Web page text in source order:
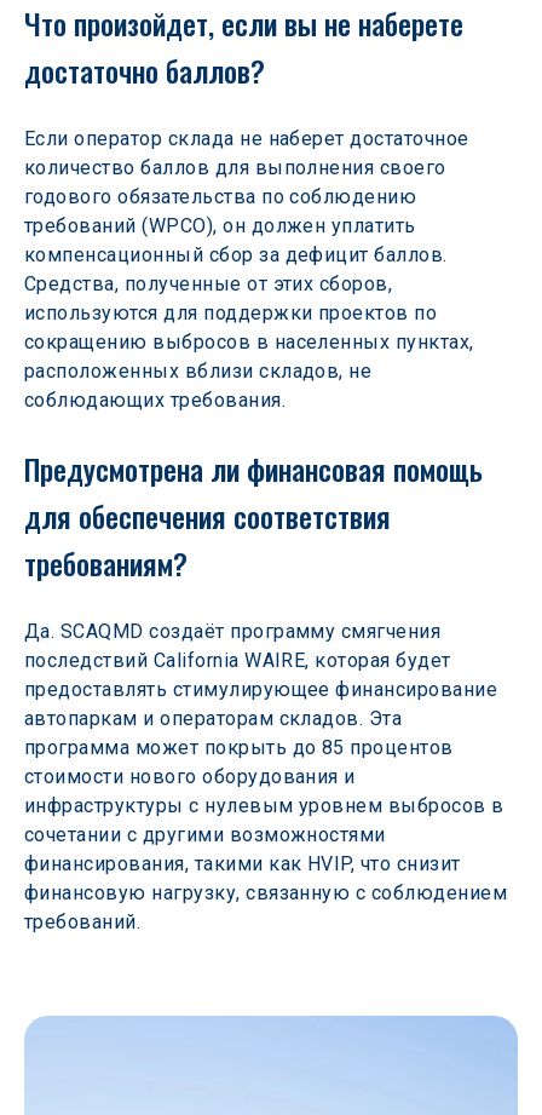
Что произойдет, если вы не наберете
достаточно баллов?
Если оператор склада не наберет достаточное
количество баллов для выполнения своего
годового обязательства по соблюдению
требований (WPCO), он должен уплатить
компенсационный сбор за дефицит баллов.
Средства, полученные от этих сборов,
используются для поддержки проектов по
сокращению выбросов в населенных пунктах,
расположенных вблизи складов, не
соблюдающих требования.
Предусмотрена ли финансовая помощь
для обеспечения соответствия
требованиям?
Да. SCAQMD создаёт программу смягчения
последствий California WAIRE, которая будет
предоставлять стимулирующее финансирование
автопаркам и операторам складов. Эта
программа может покрыть до 85 процентов
стоимости нового оборудования и
инфраструктуры с нулевым уровнем выбросов в
сочетании с другими возможностями
финансирования, такими как HVIP, что снизит
финансовую нагрузку, связанную с соблюдением
требований.